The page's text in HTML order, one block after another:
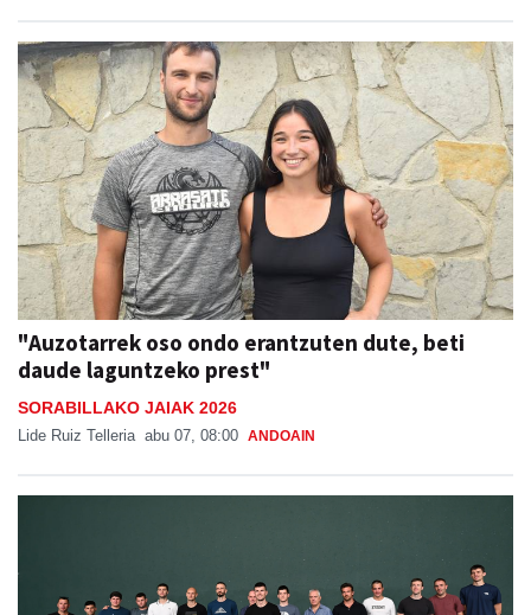
"Auzotarrek oso ondo erantzuten dute, beti
daude laguntzeko prest"
SORABILLAKO JAIAK 2026
Lide Ruiz Telleria abu 07, 08:00 ANDOAIN